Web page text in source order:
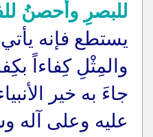
للبصرِ وأحصنُ
يستطع فإنه
والمِثْلِ كِفاءاً
جاءَ به خير
عليه وعلى آله